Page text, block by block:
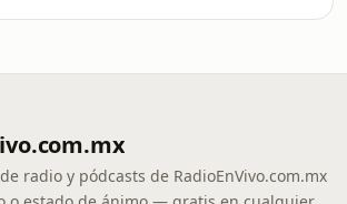
radio y pódcasts de RadioEnVivo.com.mx